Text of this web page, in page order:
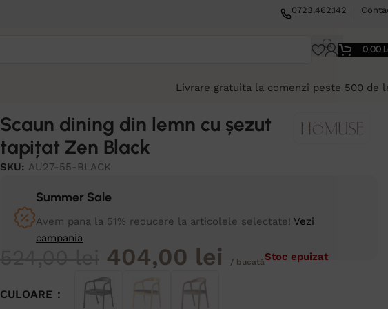
0723.462.142
0,00
Livrare gratuita la comenzi peste 500 de
Scaun dining din lemn cu șezut
tapițat Zen Black
SKU: AU27-55-BLACK
Summer Sale
Avem pana la 51% reducere la articolele selectate!Vezi
campania
404,00 lei / bucatăStoc epuizat
CULOARE